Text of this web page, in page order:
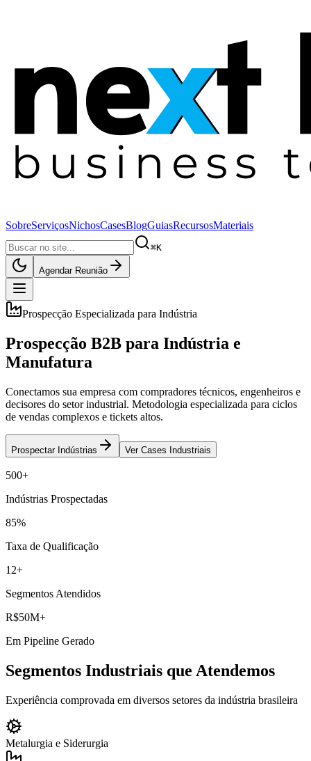
SobreServiçosNichosCasesBlogGuiasRecursosMateriais
⌘K
Agendar Reunião
Prospecção Especializada para Indústria
Prospecção B2B para Indústria e
Manufatura
Conectamos sua empresa com compradores técnicos, engenheiros e
decisores do setor industrial. Metodologia especializada para ciclos
de vendas complexos e tickets altos.
Prospectar Indústrias Ver Cases Industriais
500+
Indústrias Prospectadas
85%
Taxa de Qualificação
12+
Segmentos Atendidos
R$50M+
Em Pipeline Gerado
Segmentos Industriais que Atendemos
Experiência comprovada em diversos setores da indústria brasileira
Metalurgia e Siderurgia